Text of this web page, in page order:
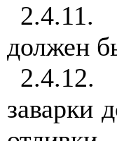
2.4.11.
должен
2.4.12.
заварки